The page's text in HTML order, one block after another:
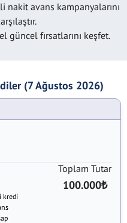
nakit avans kampanyalarını
güncel fırsatlarını keşfet.
(7 Ağustos 2026)
Toplam Tutar
100.000₺
kredi